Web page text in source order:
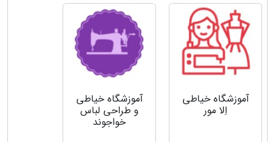
آموزشگاه خیاطی
اِلا مور
آموزشگاه خیاطی
و طراحی لباس
خواجوند